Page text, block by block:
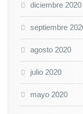
diciembre 2020
septiembre
agosto 2020
julio 2020
mayo 2020